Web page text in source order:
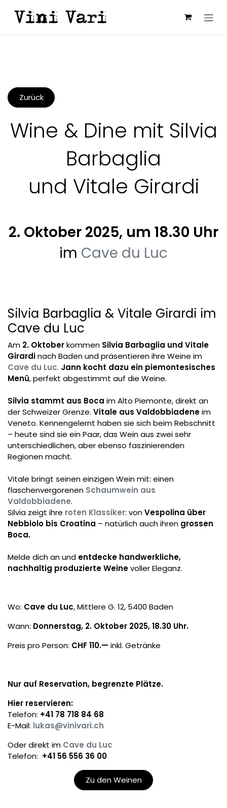
Zurück
Wine & Dine mit Silvia
Barbaglia
und Vitale Girardi
2. Oktober 2025, um 18.30 Uhr
im Cave du Luc
Silvia Barbaglia & Vitale Girardi im
Cave du Luc
Am 2. Oktoberkommen Silvia Barbaglia und Vitale
Girardinach Baden und präsentieren ihre Weine im
Cave du Luc. Jann kocht dazu ein piemontesisches
Menü, perfekt abgestimmt auf die Weine.
Silvia stammt aus Boca im Alto Piemonte, direkt an
der Schweizer Grenze. Vitale aus Valdobbiadeneim
Veneto. Kennengelernt haben sie sich beim Rebschnitt
– heute sind sie ein Paar, das Wein aus zwei sehr
unterschiedlichen, aber ebenso faszinierenden
Regionen macht.
Vitale bringt seinen einzigen Wein mit: einen
flaschenvergorenen Schaumwein aus
Valdobbiadene.
Silvia zeigt ihre roten Klassiker: vonVespolina über
Nebbiolo bis Croatina – natürlich auch ihren grossen
Boca.
Melde dich an und entdecke handwerkliche,
nachhaltig produzierte Weinevoller Eleganz.
Wo: Cave du Luc, Mittlere G. 12, 5400 Baden
Wann: Donnerstag, 2. Oktober 2025, 18.30 Uhr.
Preis pro Person: CHF 110.— inkl. Getränke
Nur auf Reservation, begrenzte Plätze.
Hier reservieren:
Telefon: +41 78 718 84 68
E-Mail: lukas@vinivari.ch
Oder direkt im Cave du Luc
Telefon: +41 56 556 36 00
Zu den Weinen